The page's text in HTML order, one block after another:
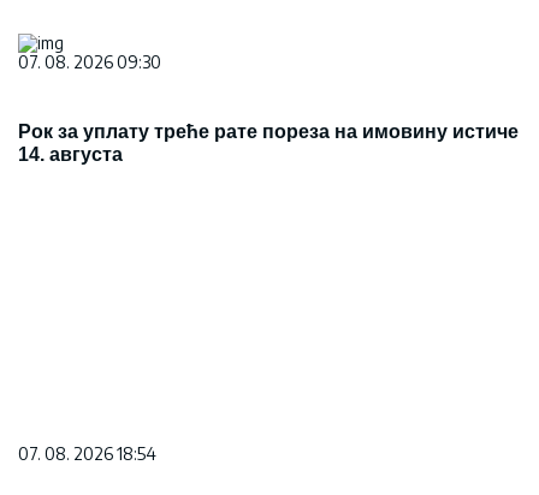
07. 08. 2026 09:30
Рок за уплату треће рате пореза на имовину истиче
14. августа
07. 08. 2026 18:54